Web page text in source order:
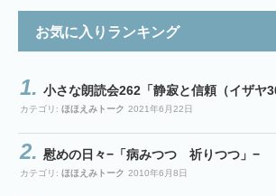
お気に入りランキング
小さな朗読会262「静寂と信頼（イザヤ
カテゴリ: ほほえみトーク 2021年6月22日
慰めの日々−「病みつつ 祈りつつ」−
カテゴリ: ほほえみトーク 2010年6月8日